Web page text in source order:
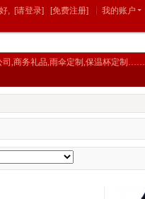
我的账户
, [请登录] [免费注册]
司,商务礼品,雨伞定制,保温杯定制……